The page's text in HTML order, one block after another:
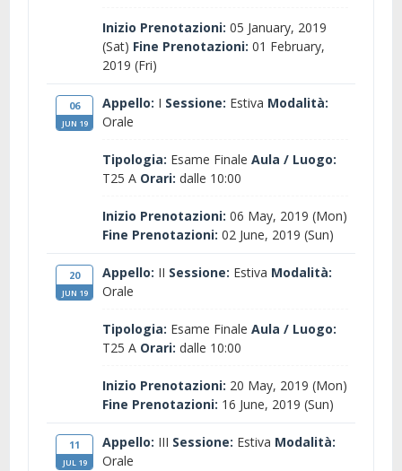
Inizio Prenotazioni: 05 January, 2019
(Sat) Fine Prenotazioni: 01 February,
2019 (Fri)
06
JUN 19
Appello: I Sessione: Estiva Modalità:
Orale
Tipologia: Esame Finale Aula / Luogo:
T25 A Orari: dalle 10:00
Inizio Prenotazioni: 06 May, 2019 (Mon)
Fine Prenotazioni: 02 June, 2019 (Sun)
20
JUN 19
Appello: II Sessione: Estiva Modalità:
Orale
Tipologia: Esame Finale Aula / Luogo:
T25 A Orari: dalle 10:00
Inizio Prenotazioni: 20 May, 2019 (Mon)
Fine Prenotazioni: 16 June, 2019 (Sun)
11
JUL 19
Appello: III Sessione: Estiva Modalità:
Orale